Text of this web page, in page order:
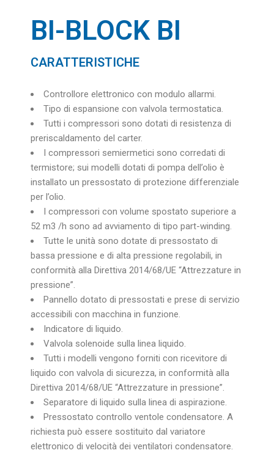
BI-BLOCK BI
CARATTERISTICHE
Controllore elettronico con modulo allarmi.
Tipo di espansione con valvola termostatica.
Tutti i compressori sono dotati di resistenza di
preriscaldamento del carter.
I compressori semiermetici sono corredati di
termistore; sui modelli dotati di pompa dell’olio è
installato un pressostato di protezione differenziale
per l’olio.
I compressori con volume spostato superiore a
52 m3 /h sono ad avviamento di tipo part-winding.
Tutte le unità sono dotate di pressostato di
bassa pressione e di alta pressione regolabili, in
conformità alla Direttiva 2014/68/UE “Attrezzature in
pressione”.
Pannello dotato di pressostati e prese di servizio
accessibili con macchina in funzione.
Indicatore di liquido.
Valvola solenoide sulla linea liquido.
Tutti i modelli vengono forniti con ricevitore di
liquido con valvola di sicurezza, in conformità alla
Direttiva 2014/68/UE “Attrezzature in pressione”.
Separatore di liquido sulla linea di aspirazione.
Pressostato controllo ventole condensatore. A
richiesta può essere sostituito dal variatore
elettronico di velocità dei ventilatori condensatore.